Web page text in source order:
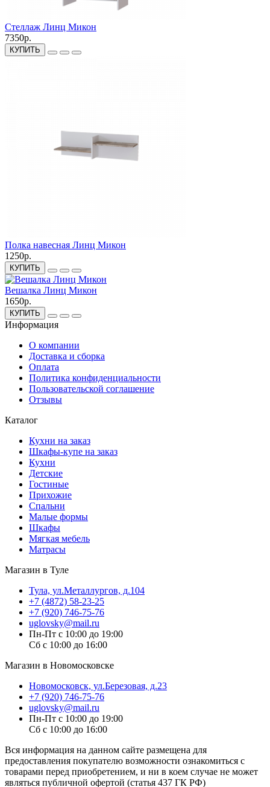
Стеллаж Линц Микон
7350р.
КУПИТЬ
Полка навесная Линц Микон
1250р.
КУПИТЬ
Вешалка Линц Микон
1650р.
КУПИТЬ
Информация
О компании
Доставка и сборка
Оплата
Политика конфиденциальности
Пользовательской соглашение
Отзывы
Каталог
Кухни на заказ
Шкафы-купе на заказ
Кухни
Детские
Гостиные
Прихожие
Спальни
Малые формы
Шкафы
Мягкая мебель
Матрасы
Магазин в Туле
Тула, ул.Металлургов, д.104
+7 (4872) 58-23-25
+7 (920) 746-75-76
uglovsky@mail.ru
Пн-Пт с 10:00 до 19:00
Сб с 10:00 до 16:00
Магазин в Новомосковске
Новомосковск, ул.Березовая, д.23
+7 (920) 746-75-76
uglovsky@mail.ru
Пн-Пт с 10:00 до 19:00
Сб с 10:00 до 16:00
Вся информация на данном сайте размещена для
предоставления покупателю возможности ознакомиться с
товарами перед приобретением, и ни в коем случае не может
являться публичной офертой (статья 437 ГК РФ)